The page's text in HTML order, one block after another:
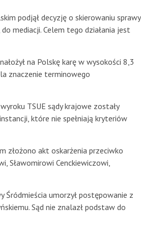
podjął decyzję o skierowaniu sprawy
mediacji. Celem tego działania jest
na Polskę karę w wysokości 8,3
znaczenie terminowego
TSUE sądy krajowe zostały
które nie spełniają kryteriów
złożono akt oskarżenia przeciwko
Sławomirowi Cenckiewiczowi,
Śródmieścia umorzył postępowanie z
Sąd nie znalazł podstaw do